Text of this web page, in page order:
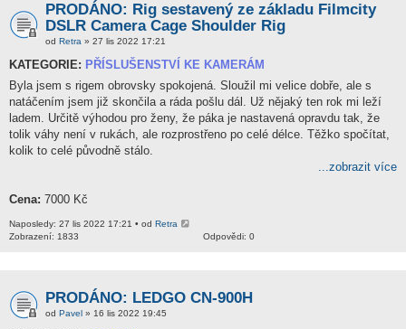
PRODÁNO: Rig sestavený ze základu Filmcity
DSLR Camera Cage Shoulder Rig
od Retra » 27 lis 2022 17:21
KATEGORIE: PŘÍSLUŠENSTVÍ KE KAMERÁM
Byla jsem s rigem obrovsky spokojená. Sloužil mi velice dobře, ale s
natáčením jsem již skončila a ráda pošlu dál. Už nějaký ten rok mi leží
ladem. Určitě výhodou pro ženy, že páka je nastavená opravdu tak, že
tolik váhy není v rukách, ale rozprostřeno po celé délce. Těžko spočítat,
kolik to celé původně stálo.
...zobrazit více
Cena: 7000 Kč
Naposledy: 27 lis 2022 17:21 • od Retra
Odpovědi: 0
Zobrazení: 1833
PRODÁNO: LEDGO CN-900H
od Pavel » 16 lis 2022 19:45